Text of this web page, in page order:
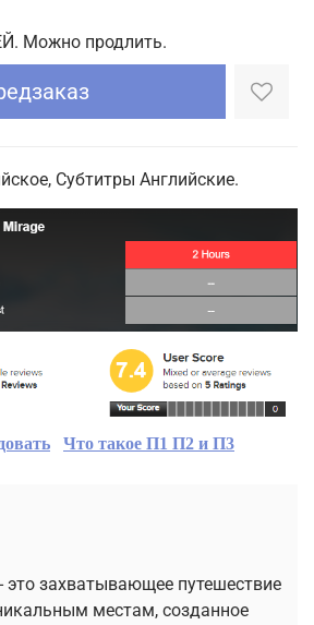
Можно продлить.
Субтитры Английские.
Что такое П1 П2 и П3
это захватывающее путешествие
местам, созданное